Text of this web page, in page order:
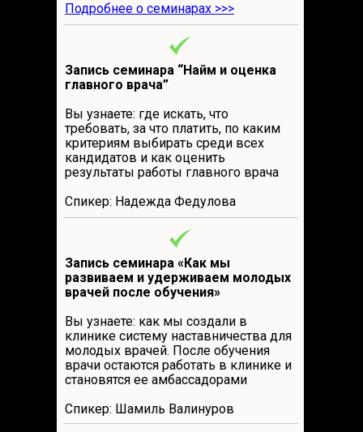
Подробнее о семинарах >>>
Запись семинара “Найм и оценка
главного врача”
Вы узнаете: где искать, что
требовать, за что платить, по каким
критериям выбирать среди всех
кандидатов и как оценить
результаты работы главного врача
Спикер: Надежда Федулова
Запись семинара «Как мы
развиваем и удерживаем молодых
врачей после обучения»
Вы узнаете: как мы создали в
клинике систему наставничества для
молодых врачей. После обучения
врачи остаются работать в клинике и
становятся ее амбассадорами
Спикер: Шамиль Валинуров